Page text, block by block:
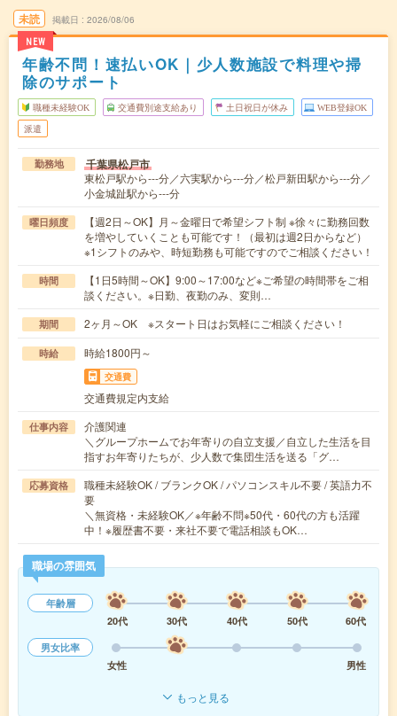
未読
NEW
掲載日 2026/08/06
年齢不問！速払いOK｜少人数施設で料理や掃
除のサポート
職種未経験OK 交通費別途支給あり 土日祝日が休み WEB登録OK
派遣
勤務地 千葉県松戸市
東松戸駅から---分／六実駅から---分／松戸新田駅から---分／
小金城趾駅から---分
曜日頻度
【週2日～OK】月～金曜日で希望シフト制 ※徐々に勤務回数
を増やしていくことも可能です！（最初は週2日からなど）
※1シフトのみや、時短勤務も可能ですのでご相談ください！
時間
【1日5時間～OK】9:00～17:00など※ご希望の時間帯をご相
談ください。※日勤、夜勤のみ、変則…
期間 2ヶ月～OK ※スタート日はお気軽にご相談ください！
時給 時給1800円～
交通費
交通費規定内支給
仕事内容
介護関連
＼グループホームでお年寄りの自立支援／自立した生活を目
指すお年寄りたちが、少人数で集団生活を送る「グ…
応募資格
職種未経験OK / ブランクOK / パソコンスキル不要 / 英語力不
要
＼無資格・未経験OK／※年齢不問※50代・60代の方も活躍
中！※履歴書不要・来社不要で電話相談もOK…
職場の雰囲気
年齢層
20代
30代 40代 50代
60代
男女比率
女性
男性
もっと見る